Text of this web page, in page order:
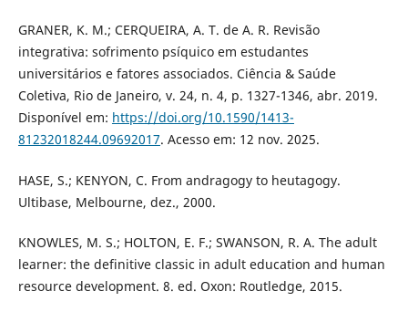
GRANER, K. M.; CERQUEIRA, A. T. de A. R. Revisão
integrativa: sofrimento psíquico em estudantes
universitários e fatores associados. Ciência & Saúde
Coletiva, Rio de Janeiro, v. 24, n. 4, p. 1327-1346, abr. 2019.
Disponível em: https://doi.org/10.1590/1413-
81232018244.09692017. Acesso em: 12 nov. 2025.
HASE, S.; KENYON, C. From andragogy to heutagogy.
Ultibase, Melbourne, dez., 2000.
KNOWLES, M. S.; HOLTON, E. F.; SWANSON, R. A. The adult
learner: the definitive classic in adult education and human
resource development. 8. ed. Oxon: Routledge, 2015.